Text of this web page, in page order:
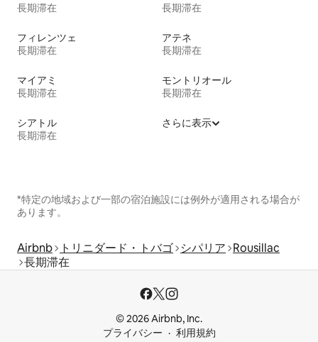
長期滞在
長期滞在
フィレンツェ
長期滞在
アテネ
長期滞在
マイアミ
長期滞在
モントリオール
長期滞在
シアトル
長期滞在
さらに表示
*特定の地域および一部の宿泊施設には例外が適用される場合が
あります。
Airbnb トリニダード・トバゴ シパリア Rousillac
長期滞在
© 2026 Airbnb, Inc.
プライバシー
利用規約